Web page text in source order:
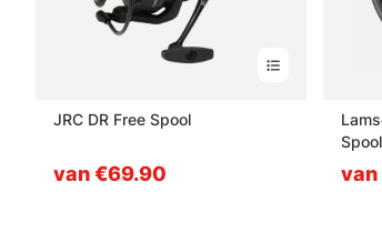
JRC DR Free Spool
van €69.90